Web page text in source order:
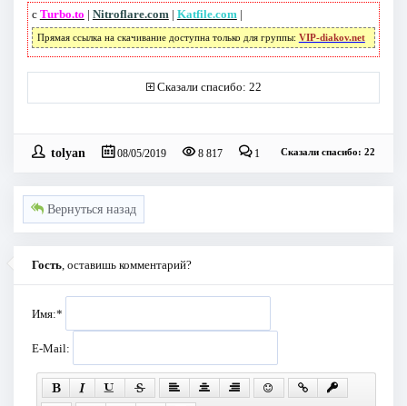
с Turbo.to | Nitroflare.com | Katfile.com |
Прямая ссылка на скачивание доступна только для группы: VIP-diakov.net
Сказали спасибо: 22
tolyan 08/05/2019 8 817 1 Сказали спасибо: 22
Вернуться назад
Гость , оставишь комментарий?
Имя:*
E-Mail: